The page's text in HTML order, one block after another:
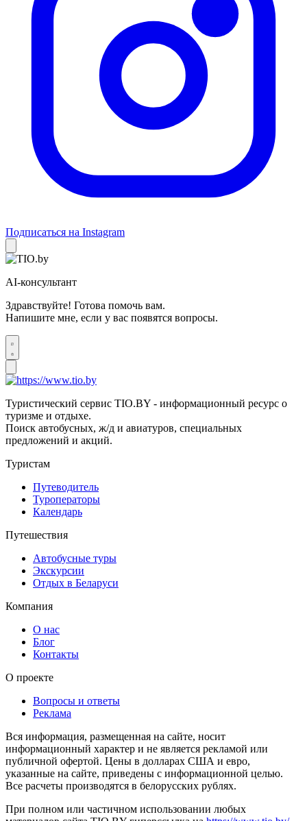
Подписаться на Instagram
AI-консультант
Здравствуйте! Готова помочь вам.
Напишите мне, если у вас появятся вопросы.
Туристический сервис TIO.BY - информационный ресурс о
туризме и отдыхе.
Поиск автобусных, ж/д и авиатуров, специальных
предложений и акций.
Туристам
Путеводитель
Туроператоры
Календарь
Путешествия
Автобусные туры
Экскурсии
Отдых в Беларуси
Компания
О нас
Блог
Контакты
О проекте
Вопросы и ответы
Реклама
Вся информация, размещенная на сайте, носит
информационный характер и не является рекламой или
публичной офертой. Цены в долларах США и евро,
указанные на сайте, приведены с информационной целью.
Все расчеты производятся в белорусских рублях.
При полном или частичном использовании любых